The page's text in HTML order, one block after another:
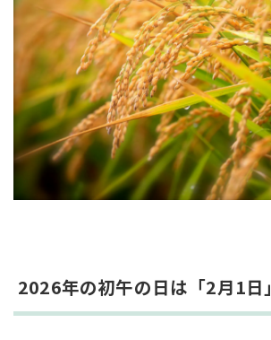
2026年の初午の日は「2月1日」